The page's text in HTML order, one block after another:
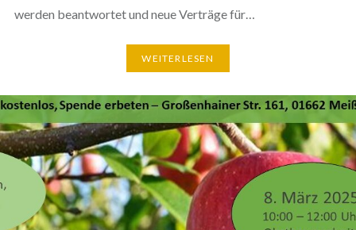
werden beantwortet und neue Verträge für…
WEITERLESEN